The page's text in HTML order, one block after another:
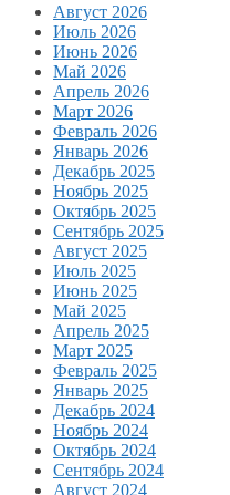
Август 2026
Июль 2026
Июнь 2026
Май 2026
Апрель 2026
Март 2026
Февраль 2026
Январь 2026
Декабрь 2025
Ноябрь 2025
Октябрь 2025
Сентябрь 2025
Август 2025
Июль 2025
Июнь 2025
Май 2025
Апрель 2025
Март 2025
Февраль 2025
Январь 2025
Декабрь 2024
Ноябрь 2024
Октябрь 2024
Сентябрь 2024
Август 2024